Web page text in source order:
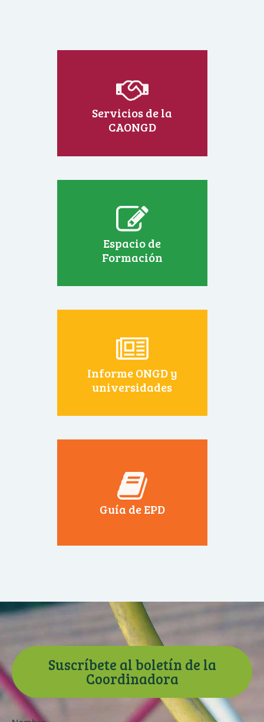
Servicios de la
CAONGD
Espacio de
Formación
Informe ONGD y
universidades
Guía de EPD
Suscríbete al boletín de la
Coordinadora